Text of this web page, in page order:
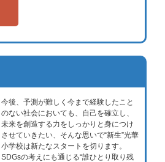
今後、予測が難しく今まで経験したこと
のない社会においても、自己を確立し、
未来を創造する力をしっかりと身につけ
させていきたい、そんな思いで“新生”光華
小学校は新たなスタートを切ります。
SDGsの考えにも通じる“誰ひとり取り残